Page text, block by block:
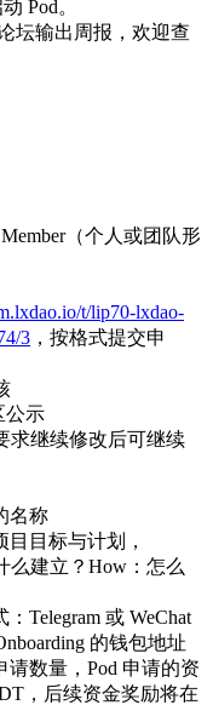
Pod。
坛输出周报，欢迎查
（个人或团队形
t/lip70-lxdao-
3 ，按格式提交申
公示
求继续修改后可继续
名称
目目标与计划，
么建立？How：怎么
Telegram 或 WeChat
的钱包地址
请数量，Pod 申请的资
，后续资金奖励将在